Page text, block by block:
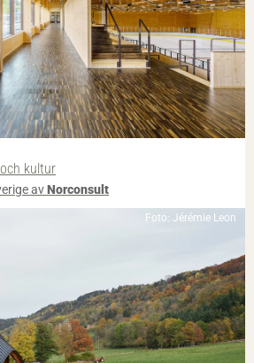
kultur
avNorconsult
Foto: Jérémie Leon